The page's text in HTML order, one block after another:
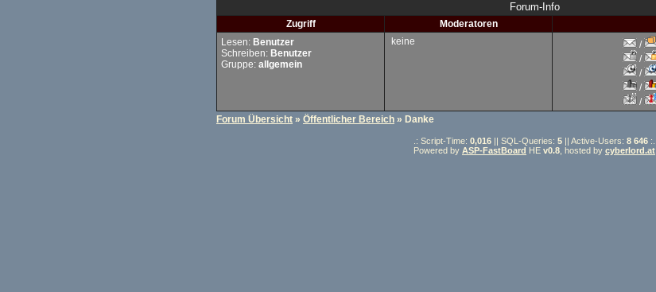
Forum-Info
Zugriff Moderatoren
Lesen: Benutzer
Schreiben: Benutzer
Gruppe: allgemein
keine /
/
/
/
/
Forum Übersicht » Öffentlicher Bereich » Danke
.: Script-Time: 0,016 || SQL-Queries: 5 || Active-Users: 8 646 :.
Powered by ASP-FastBoard HE v0.8 , hosted by cyberlord.at